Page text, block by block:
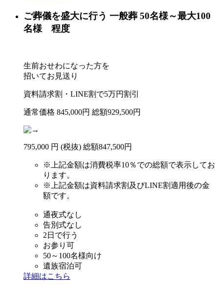
ご葬儀を盛大に行う 一般葬 50名様～最大100
名様 程度
生前おせわになった方を
招いてお見送り
資料請求割・LINE割で5万円割引
通常価格 845,000円 総額929,500円
795,000 円 (税抜) 総額847,500円
※ 上記金額は消費税率10％での総額で表示してお
ります。
※ 上記金額は資料請求割及びLINE割適用後の金
額です。
通夜式なし
告別式なし
2日で行う
お参り可
50～100名様向け
遺族宿泊可
詳細はこちら